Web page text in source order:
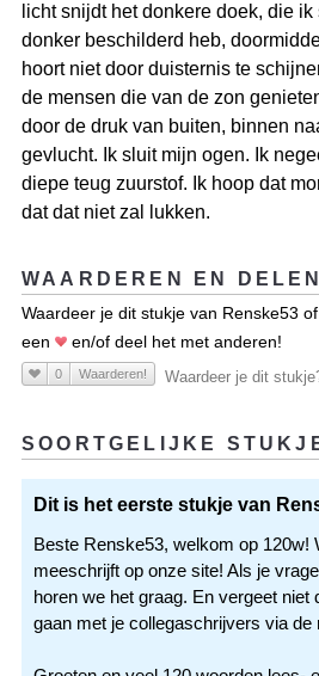
licht snijdt het donkere doek, die
donker beschilderd heb,
hoort niet door duisternis te
de mensen die van de zon
door de druk van buiten, binnen
gevlucht. Ik sluit mijn ogen. Ik
diepe teug zuurstof. Ik hoop dat
dat dat niet zal lukken.
WAARDEREN EN DELEN
Waardeer je dit stukje van Renske53
een
en/of deel het met anderen!
0 Waarderen! Waardeer je dit
SOORTGELIJKE
Dit is het eerste stukje van
Beste Renske53, welkom op 120w!
meeschrijft op onze site! Als je
horen we het graag. En vergeet niet
gaan met je collegaschrijvers via de